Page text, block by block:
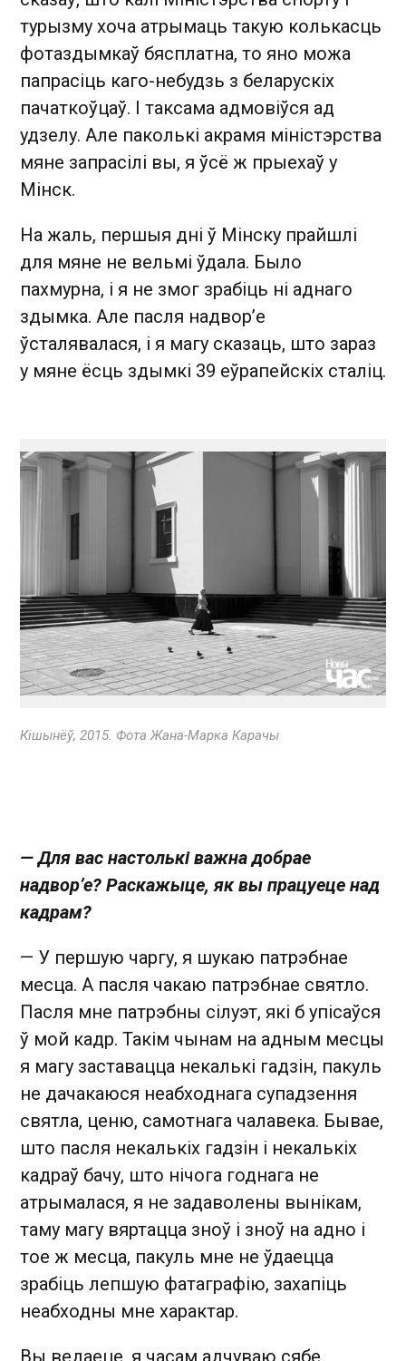
турызму хоча атрымаць такую колькасць
фотаздымкаў бясплатна, то яно можа
папрасіць каго-небудзь з беларускіх
пачаткоўцаў. І таксама адмовіўся ад
удзелу. Але паколькі акрамя міністэрства
мяне запрасілі вы, я ўсё ж прыехаў у
Мінск.
На жаль, першыя дні ў Мінску прайшлі
для мяне не вельмі ўдала. Было
пахмурна, і я не змог зрабіць ні аднаго
здымка. Але пасля надвор’е
ўсталявалася, і я магу сказаць, што зараз
у мяне ёсць здымкі 39 еўрапейскіх сталіц.
Кішынёў, 2015. Фота Жана-Марка Карачы
— Для вас настолькі важна добрае
надвор’е? Раскажыце, як вы працуеце над
кадрам?
— У першую чаргу, я шукаю патрэбнае
месца. А пасля чакаю патрэбнае святло.
Пасля мне патрэбны сілуэт, які б упісаўся
ў мой кадр. Такім чынам на адным месцы
я магу заставацца некалькі гадзін, пакуль
не дачакаюся неабходнага супадзення
святла, ценю, самотнага чалавека. Бывае,
што пасля некалькіх гадзін і некалькіх
кадраў бачу, што нічога годнага не
атрымалася, я не задаволены вынікам,
таму магу вяртацца зноў і зноў на адно і
тое ж месца, пакуль мне не ўдаецца
зрабіць лепшую фатаграфію, захапіць
неабходны мне характар.